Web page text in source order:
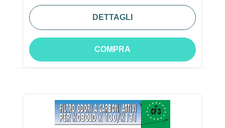
DETTAGLI
COMPRA